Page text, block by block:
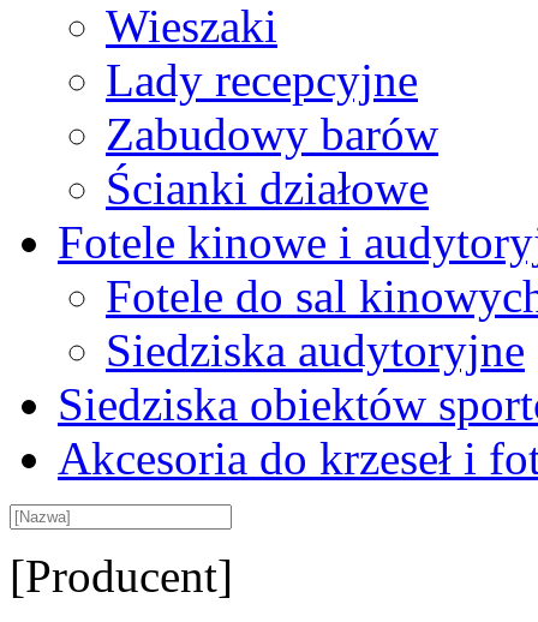
Wieszaki
Lady recepcyjne
Zabudowy barów
Ścianki działowe
Fotele kinowe i
Fotele do sal
Siedziska audytoryjne
Siedziska obiektów
Akcesoria do krzeseł i
[Producent]